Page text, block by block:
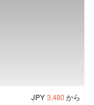
JPY3,480から